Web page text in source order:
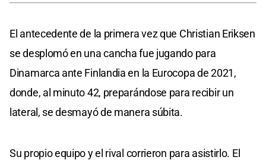
El antecedente de la primera vez que Christian Eriksen
se desplomó en una cancha fue jugando para
Dinamarca ante Finlandia en la Eurocopa de 2021,
donde, al minuto 42, preparándose para recibir un
lateral, se desmayó de manera súbita.
Su propio equipo y el rival corrieron para asistirlo. El